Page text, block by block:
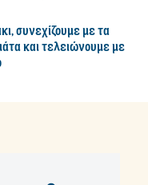
συνεχίζουμε με τα
και τελειώνουμε με